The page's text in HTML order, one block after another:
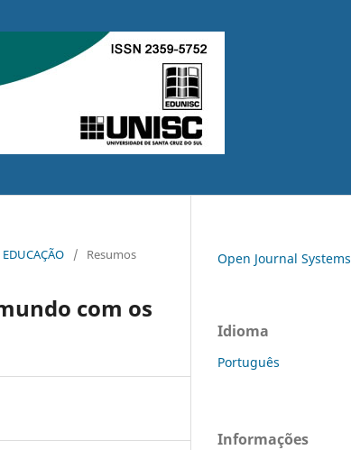
/ Resumos
com os
Open Journal Systems
Idioma
Português
Informações